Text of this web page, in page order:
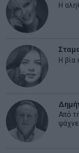
Η
Η βία
Από